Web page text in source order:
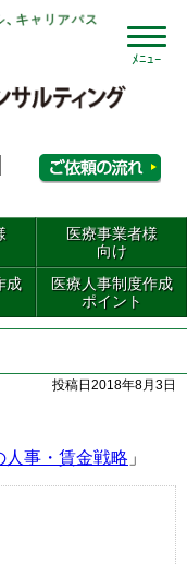
医療事業者様
向け
成
医療人事制度作成
ポイント
投稿日2018年8月3日
人事・賃金戦略 」